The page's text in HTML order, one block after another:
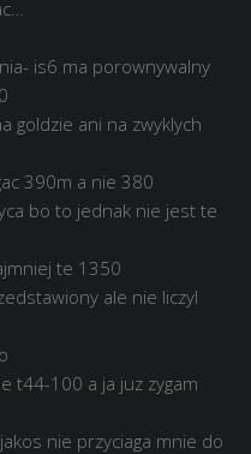
is6 ma porownywalny
goldzie ani na zwyklych
390m a nie 380
bo to jednak nie jest te
te 1350
ale nie liczyl
t44-100 a ja juz zygam
nie przyciaga mnie do